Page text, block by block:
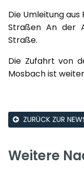
Die Umleitung
Straßen An der
Straße.
Die Zufahrt von
Mosbach ist
ZURÜCK ZUR
Weitere